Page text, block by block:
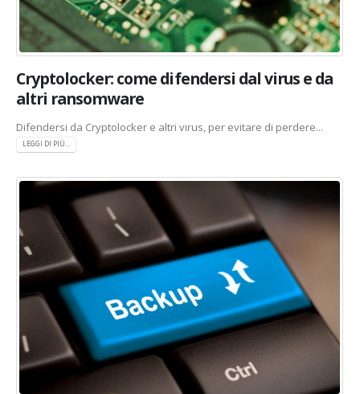
Cryptolocker: come difendersi dal virus e da
altri ransomware
Difendersi da Cryptolocker e altri virus, per evitare di perdere...
LEGGI DI PIÙ...